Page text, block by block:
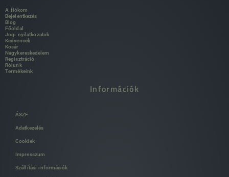
A fiókom
Bejelentkezés
Blog
Főoldal
Jogi nyilatkozatok
Kedvencek
Kosár
Nagykereskedelem
Regisztráció
Rólunk
Termékeink
Információk
ÁSZF
Adatkezelés
Cookiek
Impresszum
Szállítási információk